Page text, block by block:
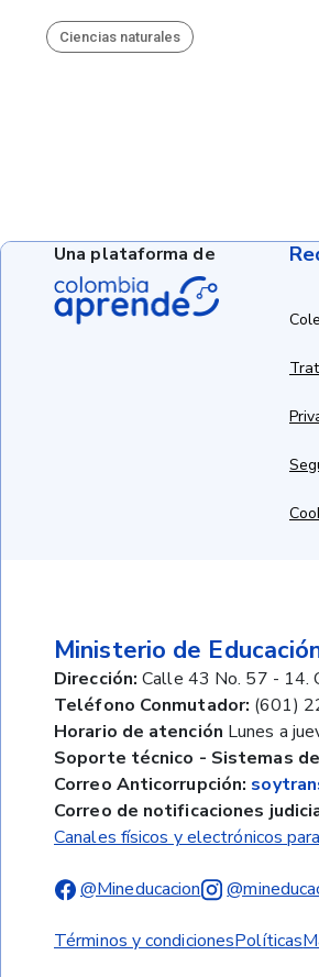
Ciencias naturales
Ministerio de
Dirección: Calle 43 No. 57 - 14.
Teléfono Conmutador: (601)
Horario de atención Lunes a
Soporte técnico - Sistemas
Correo Anticorrupción:
Correo de notificaciones
Canales físicos y electrónicos
@Mineducacion
Términos y condicionesPolíticas
Una plataforma de